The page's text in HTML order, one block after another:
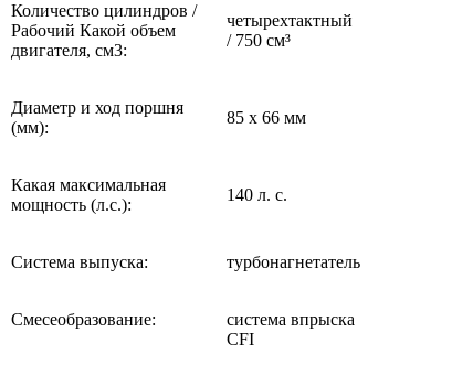
Количество цилиндров /
Рабочий Какой объем
двигателя, см3:
четырехтактный
/ 750 см³
Диаметр и ход поршня
(мм):
85 х 66 мм
Какая максимальная
мощность (л.с.):
140 л. с.
Система выпуска: турбонагнетатель
Смесеобразование:
система впрыска
CFI